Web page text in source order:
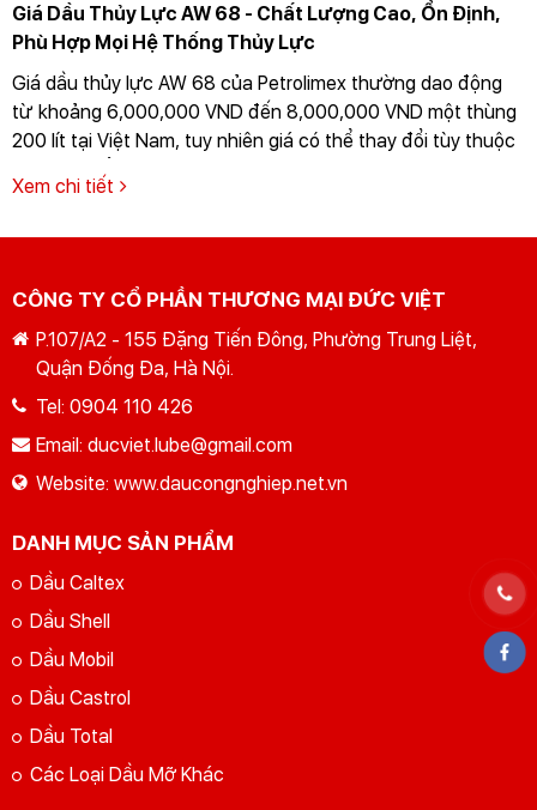
Giá Dầu Thủy Lực AW 68 - Chất Lượng Cao, Ổn Định,
Phù Hợp Mọi Hệ Thống Thủy Lực
Giá dầu thủy lực AW 68 của Petrolimex thường dao động
từ khoảng 6,000,000 VND đến 8,000,000 VND một thùng
200 lít tại Việt Nam, tuy nhiên giá có thể thay đổi tùy thuộc
vào thời điểm mua hàng và chính sách bán hàng của nhà
cung cấp
Xem chi tiết
CÔNG TY CỔ PHẦN THƯƠNG MẠI ĐỨC VIỆT
P.107/A2 - 155 Đặng Tiến Đông, Phường Trung Liệt,
Quận Đống Đa, Hà Nội.
Tel: 0904 110 426
Email: ducviet.lube@gmail.com
Website: www.daucongnghiep.net.vn
DANH MỤC SẢN PHẨM
Dầu Caltex
Dầu Shell
Dầu Mobil
Dầu Castrol
Dầu Total
Các Loại Dầu Mỡ Khác